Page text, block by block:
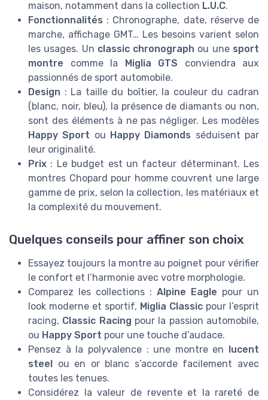
maison, notamment dans la collection L.U.C.
Fonctionnalités : Chronographe, date, réserve de
marche, affichage GMT… Les besoins varient selon
les usages. Un classic chronograph ou une sport
montre comme la Miglia GTS conviendra aux
passionnés de sport automobile.
Design : La taille du boîtier, la couleur du cadran
(blanc, noir, bleu), la présence de diamants ou non,
sont des éléments à ne pas négliger. Les modèles
Happy Sport ou Happy Diamonds séduisent par
leur originalité.
Prix : Le budget est un facteur déterminant. Les
montres Chopard pour homme couvrent une large
gamme de prix, selon la collection, les matériaux et
la complexité du mouvement.
Quelques conseils pour affiner son choix
Essayez toujours la montre au poignet pour vérifier
le confort et l’harmonie avec votre morphologie.
Comparez les collections : Alpine Eagle pour un
look moderne et sportif, Miglia Classic pour l’esprit
racing, Classic Racing pour la passion automobile,
ou Happy Sport pour une touche d’audace.
Pensez à la polyvalence : une montre en lucent
steel ou en or blanc s’accorde facilement avec
toutes les tenues.
Considérez la valeur de revente et la rareté de